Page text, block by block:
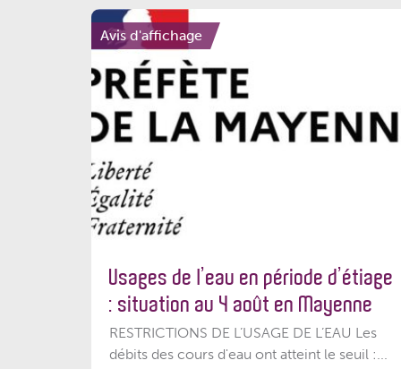
Avis d'affichage
Usages de l’eau en période d’étiage
: situation au 4 août en Mayenne
RESTRICTIONS DE L’USAGE DE L’EAU Les
débits des cours d'eau ont atteint le seuil :...